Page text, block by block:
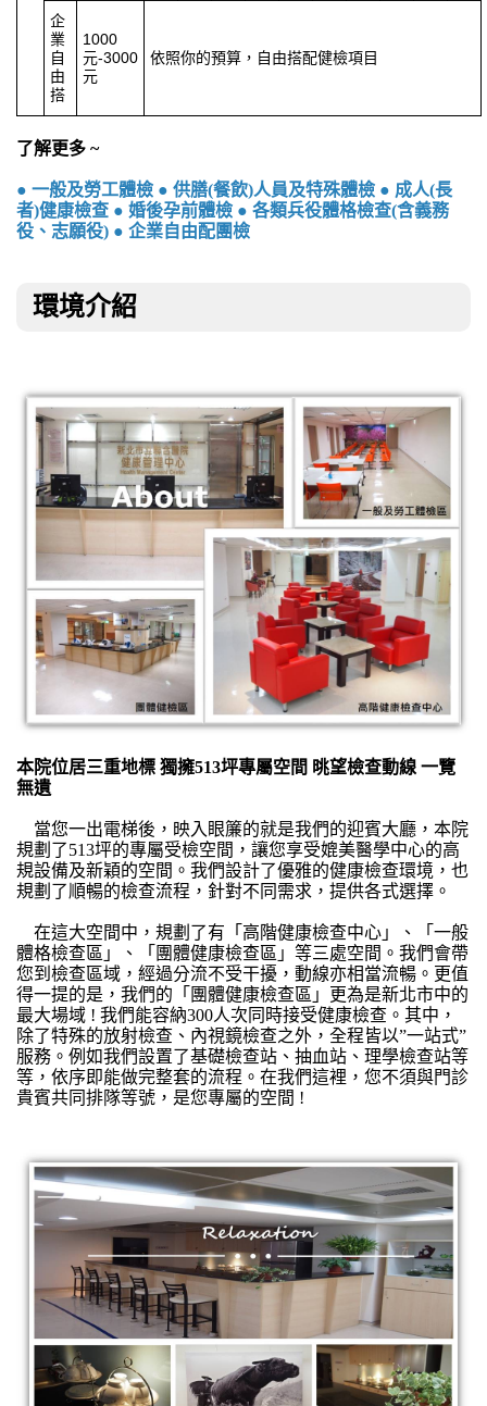
企
業
自
由
搭
1000
元-3000
元
依照你的預算，自由搭配健檢項目
了解更多 ~
● 一般及勞工體檢 ● 供膳(餐飲)人員及特殊體檢 ● 成人(長
者)健康檢查 ● 婚後孕前體檢 ● 各類兵役體格檢查(含義務
役、志願役) ● 企業自由配團檢
環境介紹
本院位居三重地標 獨擁513坪專屬空間 晀望檢查動線 一覽
無遺
當您一出電梯後，映入眼簾的就是我們的迎賓大廳，本院
規劃了513坪的專屬受檢空間，讓您享受媲美醫學中心的高
規設備及新穎的空間。我們設計了優雅的健康檢查環境，也
規劃了順暢的檢查流程，針對不同需求，提供各式選擇。
在這大空間中，規劃了有「高階健康檢查中心」、「一般
體格檢查區」、「團體健康檢查區」等三處空間。我們會帶
您到檢查區域，經過分流不受干擾，動線亦相當流暢。更值
得一提的是，我們的「團體健康檢查區」更為是新北市中的
最大場域 ! 我們能容納300人次同時接受健康檢查。其中，
除了特殊的放射檢查、內視鏡檢查之外，全程皆以”一站式”
服務。例如我們設置了基礎檢查站、抽血站、理學檢查站等
等，依序即能做完整套的流程。在我們這裡，您不須與門診
貴賓共同排隊等號，是您專屬的空間 !